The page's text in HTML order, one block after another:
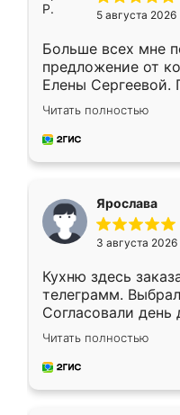
5 августа 2026
Больше всех мне
предложение от
Елены
короткие сроки
для замера
предложил по
Читать полностью
Ярослава
3 августа 2026
Кухню здесь
телеграмм.
Согласовали день
недели кухня
довольны
мебель за
Читать полностью